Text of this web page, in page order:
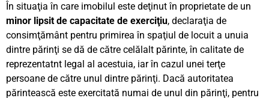
În situaţia în care imobilul este deţinut în proprietate de un
minor lipsit de capacitate de exerciţiu, declaraţia de
consimţământ pentru primirea în spaţiul de locuit a unuia
dintre părinţi se dă de către celălalt părinte, în calitate de
reprezentatnt legal al acestuia, iar în cazul unei terţe
persoane de către unul dintre părinţi. Dacă autoritatea
părintească este exercitată numai de unul din părinţi, pentru